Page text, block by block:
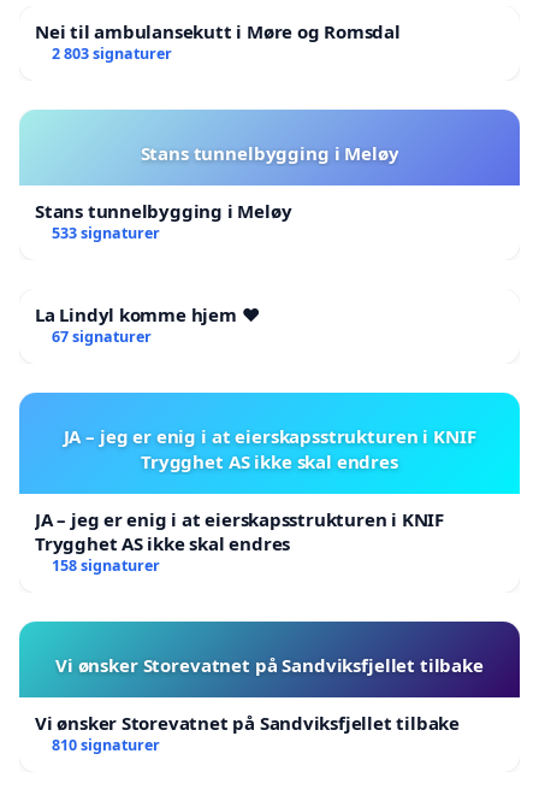
Nei til ambulansekutt i Møre og Romsdal
2 803 signaturer
Stans tunnelbygging i Meløy
Stans tunnelbygging i Meløy
533 signaturer
La Lindyl komme hjem ❤️
67 signaturer
JA – jeg er enig i at eierskapsstrukturen i KNIF
Trygghet AS ikke skal endres
JA – jeg er enig i at eierskapsstrukturen i KNIF
Trygghet AS ikke skal endres
158 signaturer
Vi ønsker Storevatnet på Sandviksfjellet tilbake
Vi ønsker Storevatnet på Sandviksfjellet tilbake
810 signaturer